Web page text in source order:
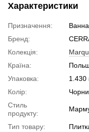
Характеристики
Призначення:
Бренд:
Колекція:
Країна:
Упаковка:
1.430
Колір:
Стиль
продукту:
Тип товару: